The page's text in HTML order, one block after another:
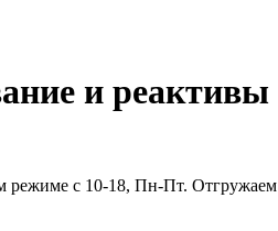
и
режиме с 10-18, Пн-Пт.